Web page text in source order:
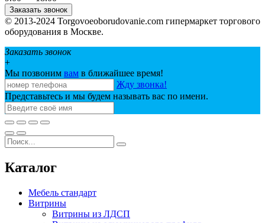
Заказать звонок
© 2013-2024 Torgovoeoborudovanie.com гипермаркет торгового
оборудования в Москве.
Заказать звонок
+
Мы позвоним вам в ближайшее время!
Жду звонка!
Представьтесь и мы будем называть вас по имени.
Каталог
Мебель стандарт
Витрины
Витрины из ЛДСП